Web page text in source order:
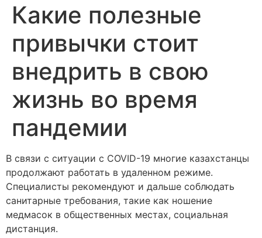
Какие полезные
привычки стоит
внедрить в свою
жизнь во время
пандемии
В связи с ситуации с COVID-19 многие казахстанцы
продолжают работать в удаленном режиме.
Специалисты рекомендуют и дальше соблюдать
санитарные требования, такие как ношение
медмасок в общественных местах, социальная
дистанция.